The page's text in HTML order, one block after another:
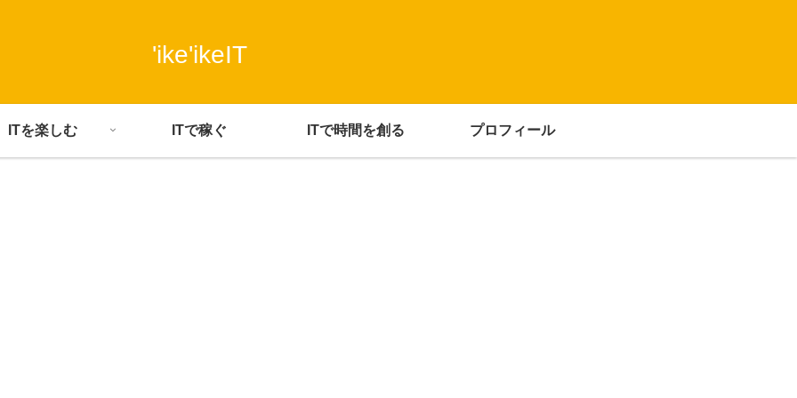
'ike'ikeIT
ITを楽しむ ITで稼ぐ ITで時間を創る プロフィール